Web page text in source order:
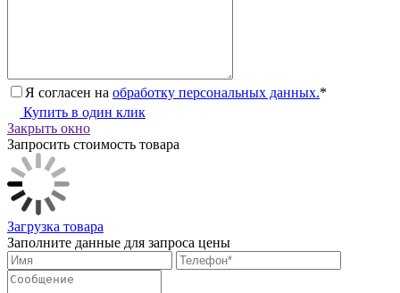
Я согласен на обработку персональных данных.*
Купить в один клик
Закрыть окно
Запросить стоимость товара
Загрузка товара
Заполните данные для запроса цены